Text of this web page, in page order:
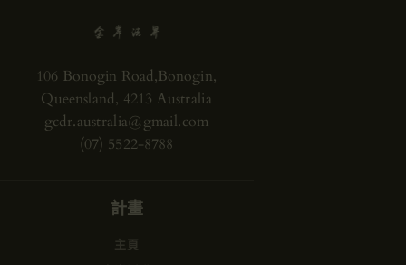
106 Bonogin Road,Bonogin,
Queensland, 4213 Australia
gcdr.australia@gmail.com
(07) 5522-8788
計畫
主頁